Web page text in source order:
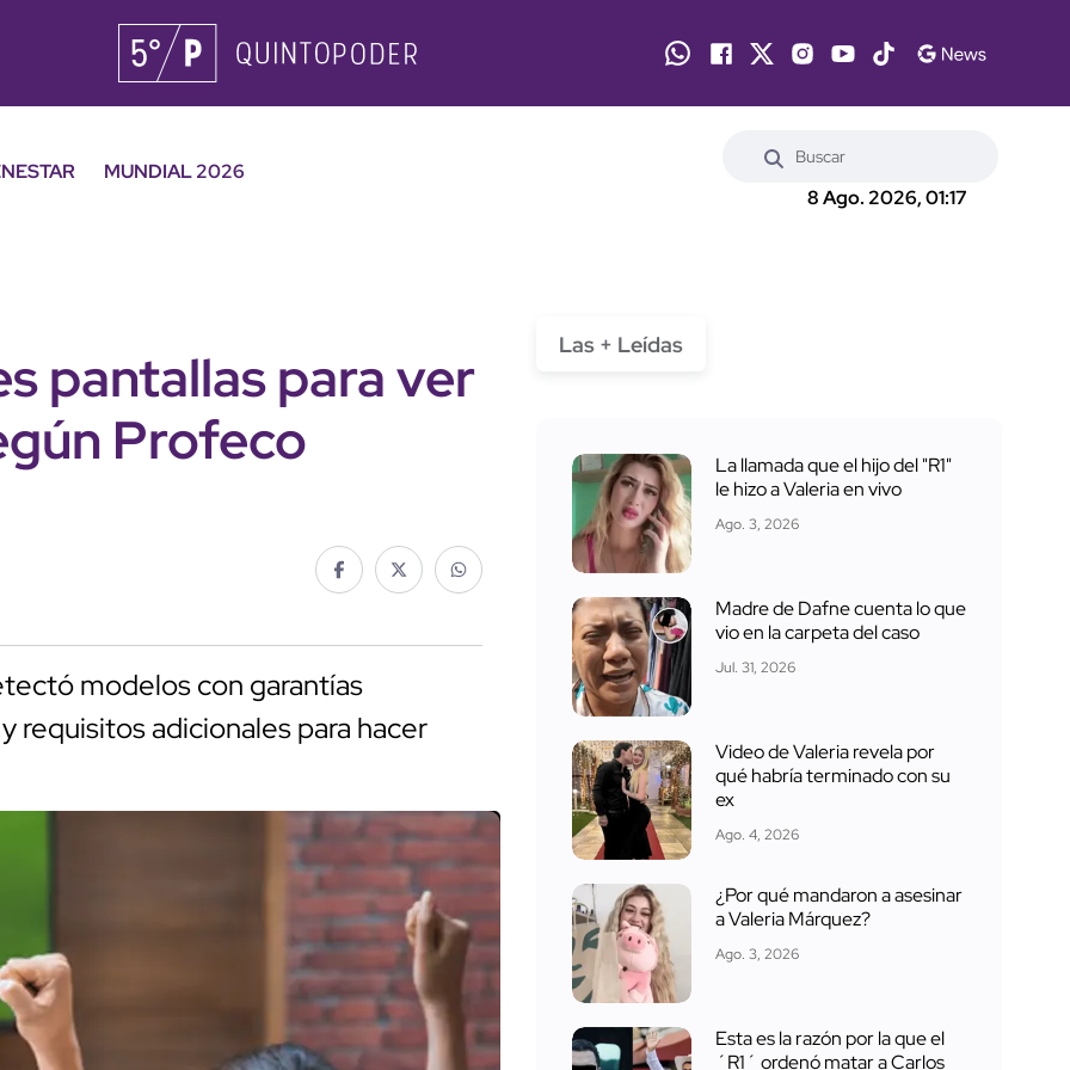
MUNDIAL 2026
8 Ago. 2026, 01:17
pantallas para ver
Profeco
modelos con garantías
adicionales para hacer
Las + Leídas
La llamada que el hijo del "R1"
le hizo a Valeria en vivo
Ago. 3, 2026
Madre de Dafne cuenta lo que
vio en la carpeta del caso
Jul. 31, 2026
Video de Valeria revela por
qué habría terminado con su
ex
Ago. 4, 2026
¿Por qué mandaron a asesinar
a Valeria Márquez?
Ago. 3, 2026
Esta es la razón por la que el
´R1´ ordenó matar a Carlos